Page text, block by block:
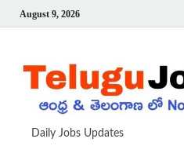
August 9, 2026
Daily Jobs Updates